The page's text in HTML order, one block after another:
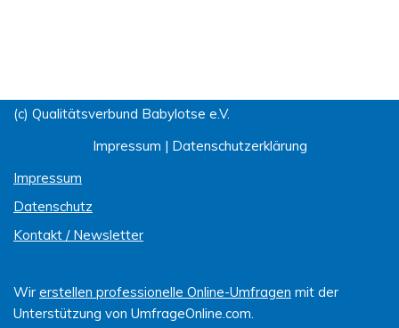
(c) Qualitätsverbund Babylotse e.V.
Impressum | Datenschutzerklärung
Impressum
Datenschutz
Kontakt / Newsletter
Wir erstellen professionelle Online-Umfragen mit der
Unterstützung von UmfrageOnline.com.